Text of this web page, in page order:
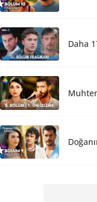
Daha